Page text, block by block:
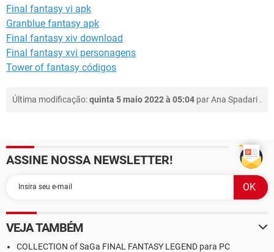
Final fantasy vi apk
Granblue fantasy apk
Final fantasy xiv download
Final fantasy xvi personagens
Tower of fantasy códigos
Última modificação:quinta 5 maio 2022 à 05:04 parAna Spadari .
ASSINE NOSSA NEWSLETTER!
VEJA TAMBÉM
COLLECTION of SaGa FINAL FANTASY LEGEND para PC